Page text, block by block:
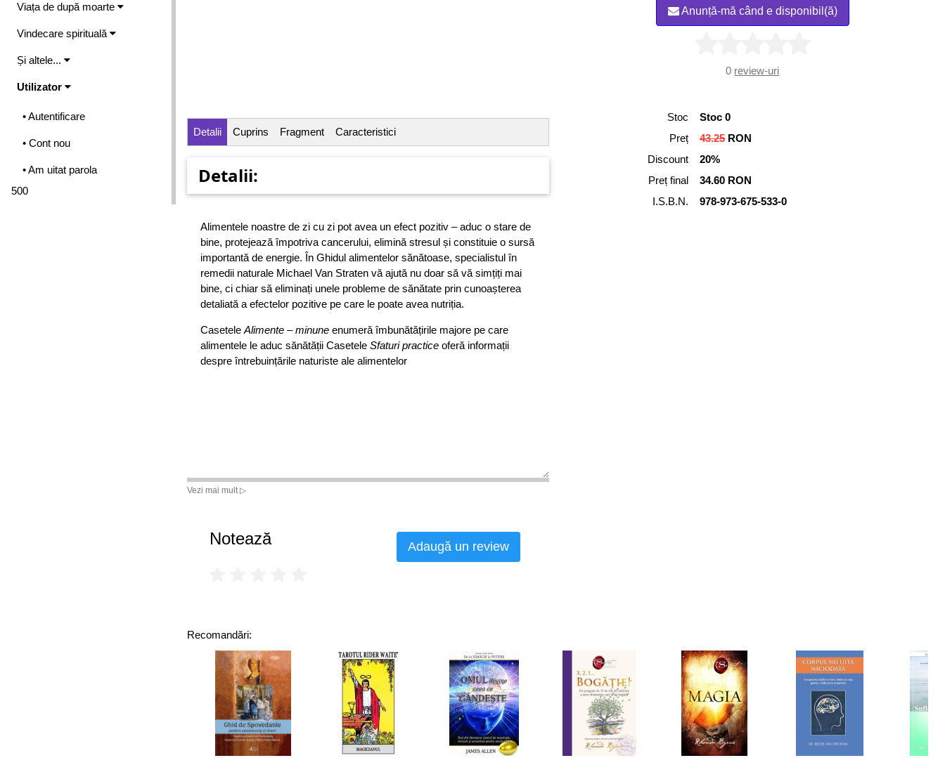
Viața de după moarte
Vindecare spirituală
Și altele...
Utilizator
• Autentificare
• Cont nou
• Am uitat parola
500
Anunță-mă când e disponibil(ă)
0 review-uri
Detalii Cuprins Fragment Caracteristici
Detalii:
Alimentele noastre de zi cu zi pot avea un efect pozitiv – aduc o stare de
bine, protejează împotriva cancerului, elimină stresul și constituie o sursă
importantă de energie. În Ghidul alimentelor sănătoase, specialistul în
remedii naturale Michael Van Straten vă ajută nu doar să vă simțiți mai
bine, ci chiar să eliminați unele probleme de sănătate prin cunoașterea
detaliată a efectelor pozitive pe care le poate avea nutriția.
CaseteleAlimente –minune enumeră îmbunătățirile majore pe care
alimentele le aduc sănătății Casetele Sfaturi practice oferă informații
despre întrebuințările naturiste ale alimentelor
Vezi mai mult ▷
Stoc
Stoc 0
Preț
43.25RON
Discount
20%
Preț final
34.60 RON
I.S.B.N.
978-973-675-533-0
Notează Adaugă un review
Recomandări: